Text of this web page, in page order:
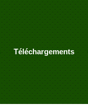
Téléchargements